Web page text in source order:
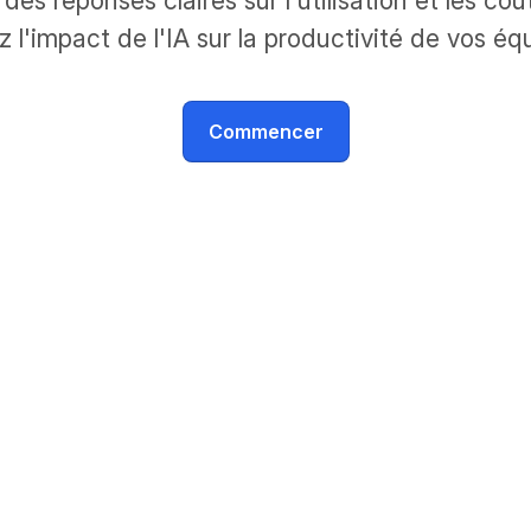
l'impact de l'IA sur la productivité de vos
Commencer